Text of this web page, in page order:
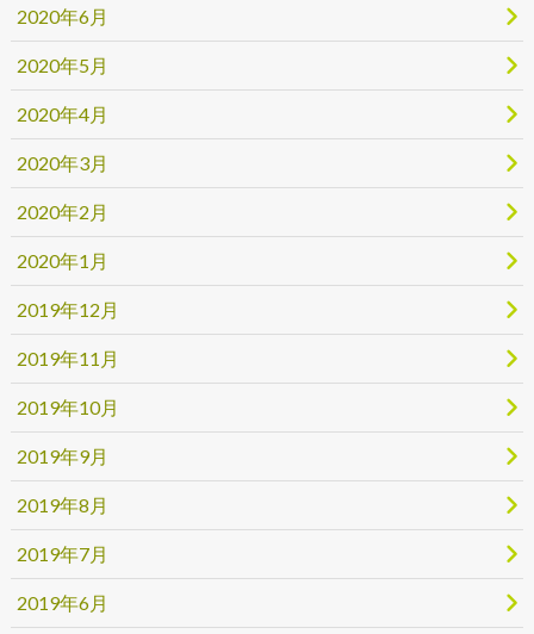
2020年6月
2020年5月
2020年4月
2020年3月
2020年2月
2020年1月
2019年12月
2019年11月
2019年10月
2019年9月
2019年8月
2019年7月
2019年6月